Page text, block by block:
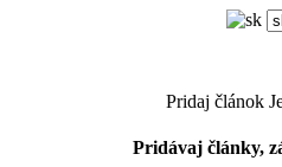
Pridaj článok
Pridávaj články,